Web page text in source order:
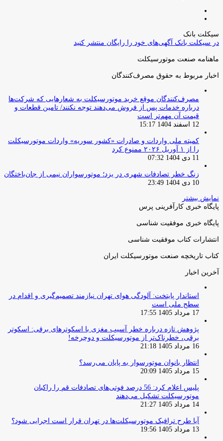
سیکلت بانک
در سیکلت بانک آگهی‌های خود را رایگان منتشر کنید
ماهنامه صنعت موتورسیکلت
اخبار مربوط به حقوق مصرف‌کنندگان
مصرف‌کنندگان موقع خرید موتورسیکلت به شعارهایی که شرکت‌ها
درباره خدمات پس از فروش می‌دهند توجه نکنند/ تامین قطعات و
قیمت آن مهم‌تر است
12 اسفند 1404 15:17
کمیته ملی واردات و صادرات «کشور سوریه» واردات موتورسیکلت
را از ۱ آوریل ۲۰۲۶ ممنوع کرد
11 دی 1404 07:32
زنگ خطر تصادفات شهری در یزد؛ موتورسواران نیمی از جان‌باختگان
10 دی 1404 23:49
نمایش بیشتر
پایگاه خبری کارآفرینی پرس
پایگاه خبری موفقیت شناسی
انتشارات کتاب موفقیت شناسی
کتاب تاریخچه صنعت موتورسیکلت ایران
آخرین اخبار
استاندار پایتخت: آلودگی هوای تهران نیازمند تصمیم‌گیری و اقدام در
سطح ملی است
17 مرداد 1405 17:55
پژوهش تازه درباره خطر آسیب مغزی با اسکوترهای برقی: اسکوتر
برقی، خطرناک‌تر از موتورسیکلت و دوچرخه!
16 مرداد 1405 21:18
انتظار بانوان موتورسوار به پایان می‌رسد؟
15 مرداد 1405 20:09
پلیس اعلام کرد: 56 درصد فوتی‌های تصادفات قم را راکبان
موتورسیکلت تشکیل می‌دهند
14 مرداد 1405 21:27
آیا طرح ترافیک موتورسیکلت‌ها در تهران قرار است اجرایی شود؟
13 مرداد 1405 19:56